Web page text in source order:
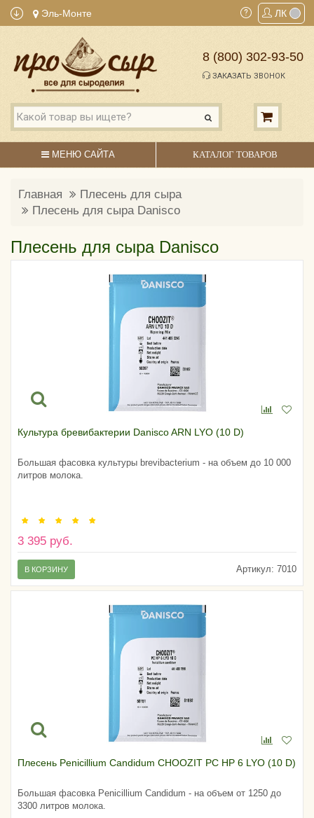
Эль-Монте ЛК
8 (800) 302-93-50
ЗАКАЗАТЬ ЗВОНОК
МЕНЮ САЙТА КАТАЛОГ ТОВАРОВ
Главная
Плесень для сыра
Плесень для сыра Danisco
Плесень для сыра Danisco
Культура бревибактерии Danisco ARN LYO (10 D)
Большая фасовка культуры brevibacterium - на объем до 10 000
литров молока.
3 395 руб.
Артикул: 7010
В КОРЗИНУ
Плесень Penicillium Candidum CHOOZIT PC HP 6 LYO (10 D)
Большая фасовка Penicillium Candidum - на объем от 1250 до
3300 литров молока.